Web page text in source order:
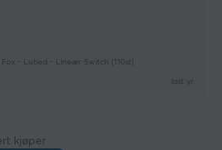
- Lubed - Lineær Switch (110st)
last yr.
kjøper